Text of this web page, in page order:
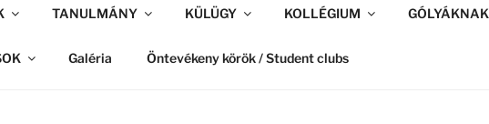
TANULMÁNY KÜLÜGY KOLLÉGIUM GÓLYÁKNAK
Galéria Öntevékeny körök / Student clubs